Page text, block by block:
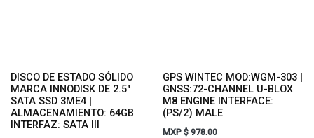
DISCO DE ESTADO SÓLIDO
MARCA INNODISK DE 2.5"
SATA SSD 3ME4 |
ALMACENAMIENTO: 64GB
INTERFAZ: SATA III
GPS WINTEC MOD:WGM-303 |
GNSS:72-CHANNEL U-BLOX
M8 ENGINE INTERFACE:
(PS/2) MALE
MXP $ 978.00